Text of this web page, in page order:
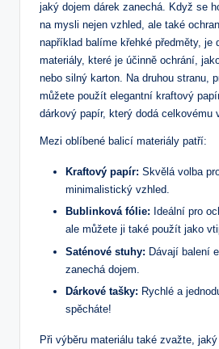
jaký dojem dárek zanechá. Když se
na mysli nejen vzhled, ale také
například balíme křehké předměty, je
materiály, které je účinně ochrání,
nebo silný karton. Na druhou stranu,
můžete použít elegantní kraftový
dárkový papír, který dodá celkovému
Mezi oblíbené balicí materiály patří:
Kraftový papír: Skvělá volba
minimalistický vzhled.
Bublinková fólie: Ideální pro
ale můžete ji také použít jako
Saténové stuhy: Dávají balení
zanechá dojem.
Dárkové tašky: Rychlé a
spěcháte!
Při výběru materiálu také zvažte,